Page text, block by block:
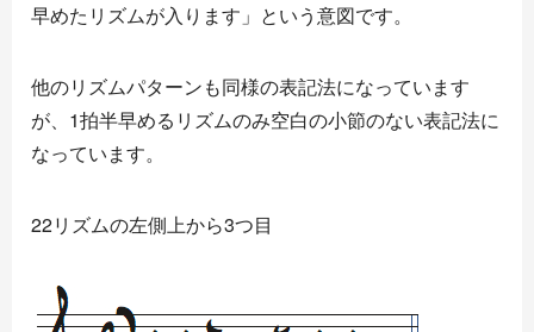
早めたリズムが入ります」という意図です。
他のリズムパターンも同様の表記法になっています
が、1拍半早めるリズムのみ空白の小節のない表記法に
なっています。
22リズムの左側上から3つ目